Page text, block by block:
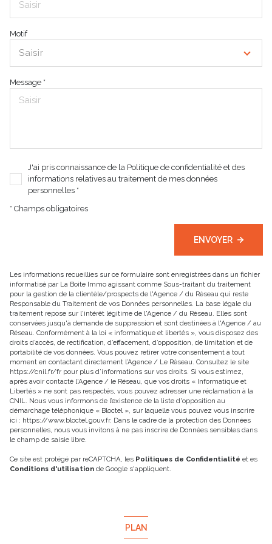
Motif
Saisir
Message *
J'ai pris connaissance de la Politique de confidentialité et des
informations relatives au traitement de mes données
personnelles *
* Champs obligatoires
ENVOYER
Les informations recueillies sur ce formulaire sont enregistrées dans un fichier
informatisé par La Boite Immo agissant comme Sous-traitant du traitement
pour la gestion de la clientèle/prospects de l'Agence / du Réseau qui reste
Responsable du Traitement de vos Données personnelles. La base légale du
traitement repose sur l'intérêt légitime de l'Agence / du Réseau. Elles sont
conservées jusqu'à demande de suppression et sont destinées à l'Agence / au
Réseau. Conformément à la loi « informatique et libertés », vous disposez des
droits d’accès, de rectification, d’effacement, d’opposition, de limitation et de
portabilité de vos données. Vous pouvez retirer votre consentement à tout
moment en contactant directement l’Agence / Le Réseau. Consultez le site
https://cnil.fr/fr pour plus d’informations sur vos droits. Si vous estimez,
après avoir contacté l'Agence / le Réseau, que vos droits « Informatique et
Libertés » ne sont pas respectés, vous pouvez adresser une réclamation à la
CNIL. Nous vous informons de l’existence de la liste d'opposition au
démarchage téléphonique « Bloctel », sur laquelle vous pouvez vous inscrire
ici : https://www.bloctel.gouv.fr. Dans le cadre de la protection des Données
personnelles, nous vous invitons à ne pas inscrire de Données sensibles dans
le champ de saisie libre.
Ce site est protégé par reCAPTCHA, les Politiques de Confidentialité et es
Conditions d'utilisation de Google s'appliquent.
PLAN